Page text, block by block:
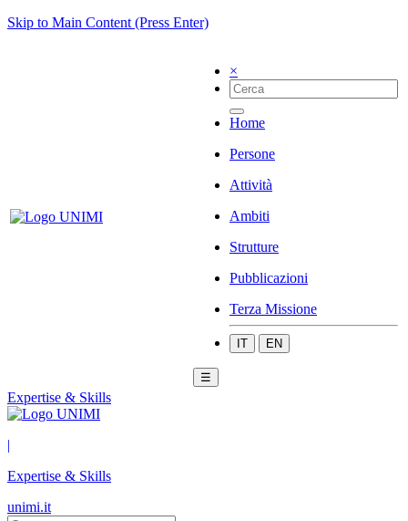
Skip to Main Content (Press Enter)
×
Home
Persone
Attività
Ambiti
Strutture
Pubblicazioni
Terza Missione
IT EN
☰
Expertise & Skills
|
Expertise & Skills
unimi.it